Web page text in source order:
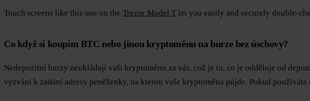
Touch screens like this one on the Trezor Model T let you easily and securely double-
Co když si koupím BTC nebo jinou kryptoměnu na burze bez úschovy?
Nedepozitní burzy neukládají vaši kryptoměnu za vás, což je to, co je odděluje od
vyzváni k zadání adresy peněženky, na kterou vaše kryptoměna půjde. Pokud